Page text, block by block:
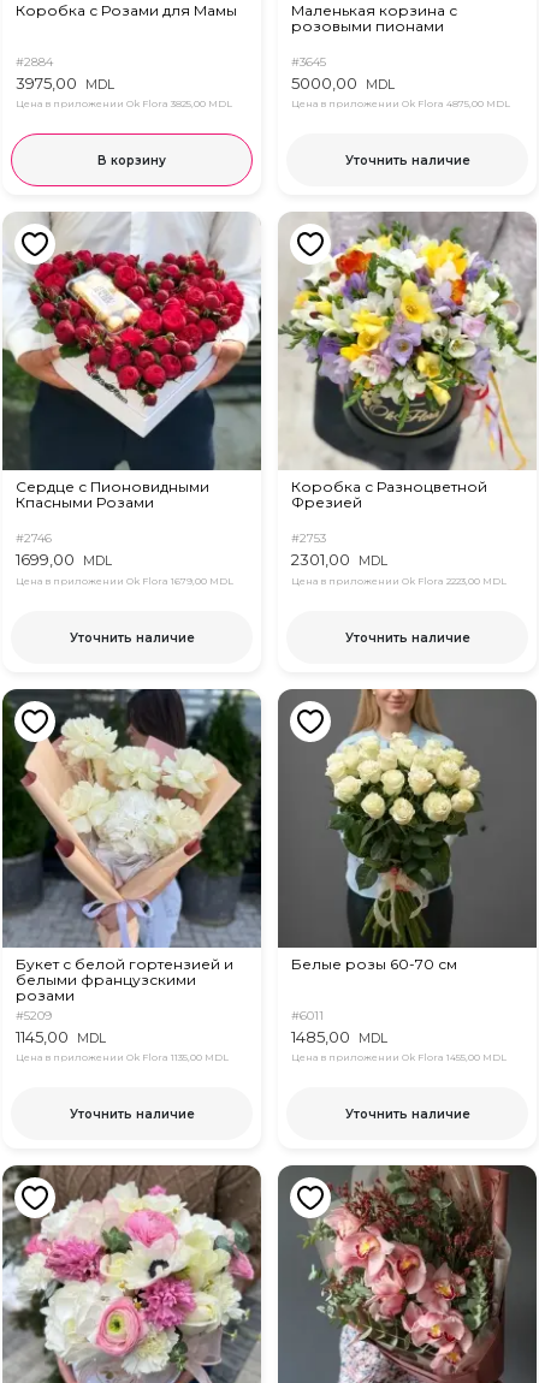
Коробка с Розами для Мамы
#2884
3975,00 MDL
Цена в приложении Ok Flora 3825,00 MDL
В корзину
Маленькая корзина с
розовыми пионами
#3645
5000,00 MDL
Цена в приложении Ok Flora 4875,00 MDL
Уточнить наличие
Сердце с Пионовидными
Кпасными Розами
#2746
1699,00 MDL
Цена в приложении Ok Flora 1679,00 MDL
Уточнить наличие
Коробка с Разноцветной
Фрезией
#2753
2301,00 MDL
Цена в приложении Ok Flora 2223,00 MDL
Уточнить наличие
Букет с белой гортензией и
белыми французскими
розами
#5209
1145,00 MDL
Цена в приложении Ok Flora 1135,00 MDL
Уточнить наличие
Белые розы 60-70 см
#6011
1485,00 MDL
Цена в приложении Ok Flora 1455,00 MDL
Уточнить наличие